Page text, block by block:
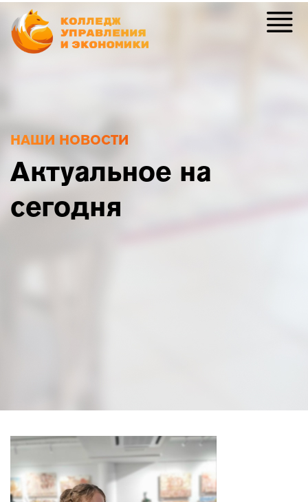
НАШИ НОВОСТИ
Актуальное на
сегодня